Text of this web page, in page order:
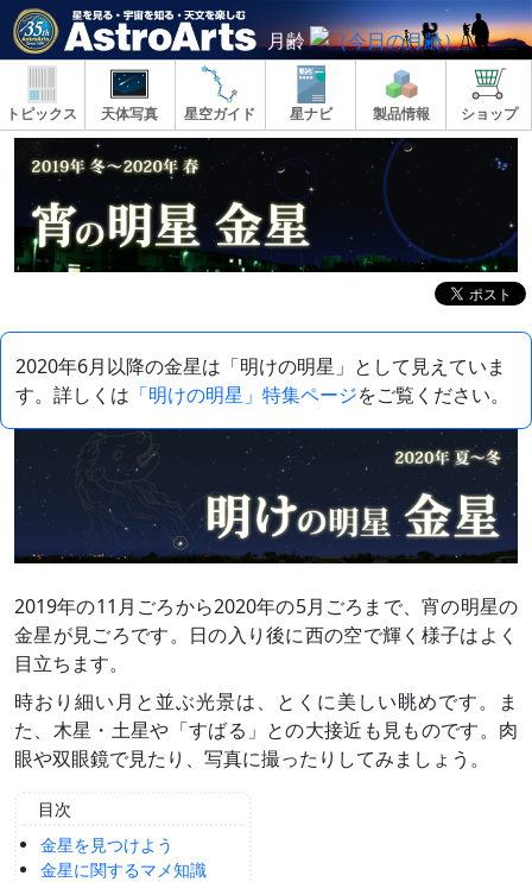
月齢
トピックス 天体写真 星空ガイド 星ナビ 製品情報 ショップ
2020年6月以降の金星は「明けの明星」として見えていま
す。詳しくは 「明けの明星」特集ページをご覧ください。
2019年の11月ごろから2020年の5月ごろまで、宵の明星の
金星が見ごろです。日の入り後に西の空で輝く様子はよく
目立ちます。
時おり細い月と並ぶ光景は、とくに美しい眺めです。ま
た、木星・土星や「すばる」との大接近も見ものです。肉
眼や双眼鏡で見たり、写真に撮ったりしてみましょう。
目次
金星を見つけよう
金星に関するマメ知識